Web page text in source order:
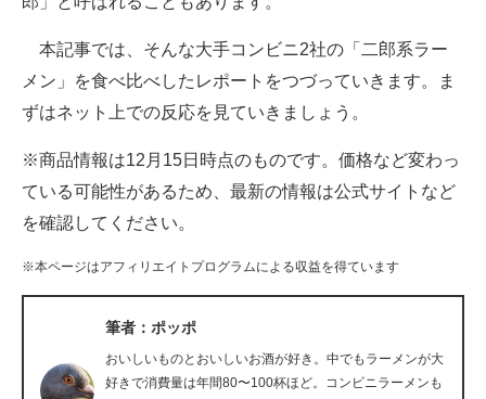
ビジネスと働き方のヒント
AI活用のいまが分かる
企業ITのトレンドを詳説
経営リーダーのコミュニティ
マーケ×ITの今がよく分かる
企業向けIT製品の総合サイト
本記事では、そんな大手コンビニ2社の「二郎系ラー
メン」を食べ比べしたレポートをつづっていきます。ま
ずはネット上での反応を見ていきましょう。
※商品情報は12月15日時点のものです。価格など変わっ
ている可能性があるため、最新の情報は公式サイトなど
を確認してください。
※本ページはアフィリエイトプログラムによる収益を得ています
筆者：ポッポ
おいしいものとおいしいお酒が好き。中でもラーメンが大
好きで消費量は年間80〜100杯ほど。コンビニラーメンも